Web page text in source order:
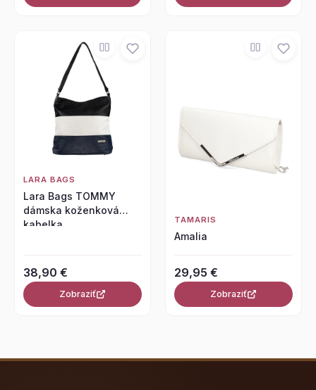
LARA BAGS
Lara Bags TOMMY
dámska koženková
kabelka
38,90 €
Zobraziť
TAMARIS
Amalia
29,95 €
Zobraziť